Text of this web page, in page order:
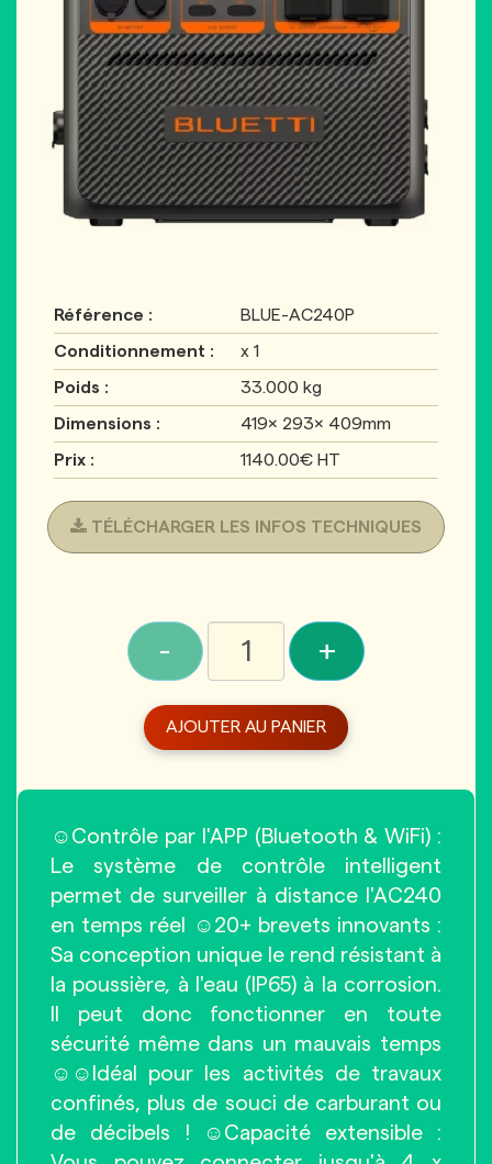
Référence : BLUE-AC240P
Conditionnement : x 1
Poids : 33.000 kg
Dimensions : 419× 293× 409mm
Prix : 1140.00€ HT
TÉLÉCHARGER LES INFOS TECHNIQUES
- +
AJOUTER AU PANIER
☺Contrôle par l'APP (Bluetooth & WiFi) :
Le système de contrôle intelligent
permet de surveiller à distance l'AC240
en temps réel ☺20+ brevets innovants :
Sa conception unique le rend résistant à
la poussière, à l'eau (IP65) à la corrosion.
Il peut donc fonctionner en toute
sécurité même dans un mauvais temps
☺☺Idéal pour les activités de travaux
confinés, plus de souci de carburant ou
de décibels ! ☺Capacité extensible :